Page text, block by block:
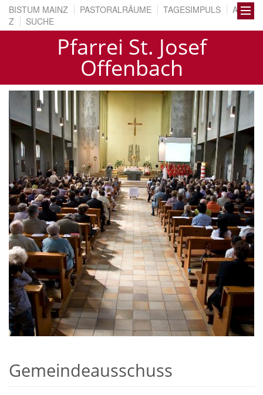
BISTUM MAINZ PASTORALRÄUME TAGESIMPULS
A BIS
Z
SUCHE
Pfarrei St. Josef
Offenbach
Gemeindeausschuss